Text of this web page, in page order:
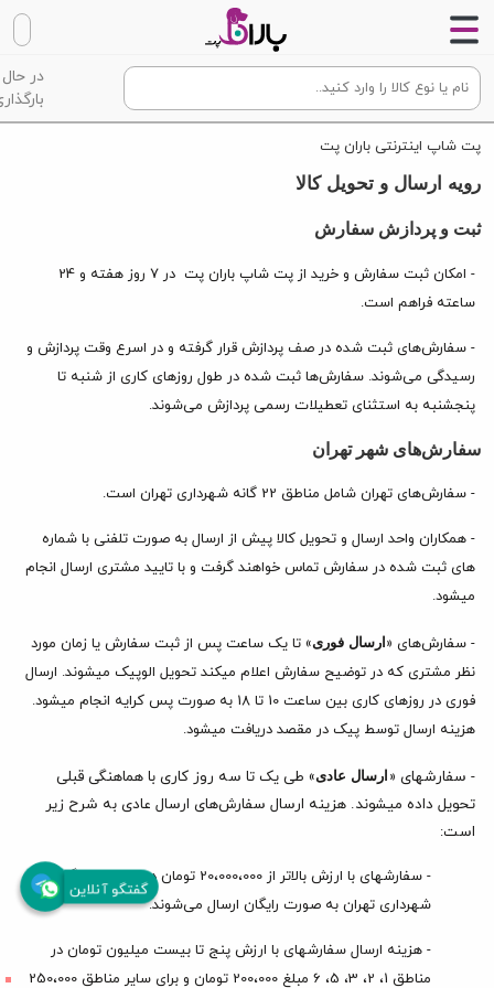
در حال
پت شاپ اینترنتی باران پت
رویه ارسال و تحویل کالا
ثبت و پردازش سفارش
- امکان ثبت سفارش و خرید از پت شاپ
باران پت در 7 روز هفته و 24
ساعته فراهم است.
- سفارش‌‏های ثبت شده در صف پردازش قرار گرفته و در اسرع وقت پردازش و
رسیدگی می‌شوند. سفارش‏‌ها ثبت شده در طول روزهای کاری از شنبه تا
پنجشنبه به استثنای تعطیلات رسمی پردازش می‌‏شوند.
سفارش‌های شهر تهران
- سفارش‌های تهران شامل مناطق 22 گانه شهرداری تهران است.
- همکاران واحد ارسال و تحویل کالا پیش از ارسال به صورت تلفنی با شماره
های ثبت شده در سفارش تماس خواهند گرفت و با تایید مشتری ارسال انجام
میشود.
- سفارش‌های «ارسال فوری» تا یک ساعت پس از ثبت سفارش یا زمان مورد
نظر مشتری که در توضیح سفارش اعلام میکند تحویل الوپیک میشوند. ارسال
فوری در روزهای کاری بین ساعت 10 تا 18 به صورت پس کرایه انجام میشود.
هزینه ارسال توسط پیک در مقصد دریافت میشود.
- سفارشهای «ارسال عادی» طی یک تا سه روز کاری با هماهنگی قبلی تحویل
داده میشوند. هزینه ارسال سفارش‌های ارسال عادی به شرح زیر است:
شهرداری تهران به صورت رایگان ارسال می‌شوند.
- هزینه ارسال سفارشهای با ارزش پنج تا بیست میلیون تومان در
مناطق 1، 2، 3، 5، 6 مبلغ 200،000 تومان و برای سایر مناطق 250،000
تومان در سبد خرید محاسبه می‌شود.
گفتگو آنلاین